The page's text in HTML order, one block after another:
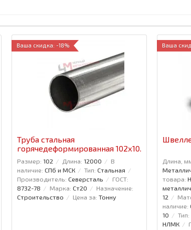
Ваша скидка: -18%
Труба стальная
горячедеформированная 102x10.
Размер: 102 Длина: 12000
В
наличие: СПб и МСК Тип: Стальная
Производитель: Северсталь
ГОСТ:
8732-78
Марка: Ст20
Назначение:
Строительство
Цена за: Тонну
Ваша
Длина,
товара:
12
наличие:
10
Тип:
НЛМК